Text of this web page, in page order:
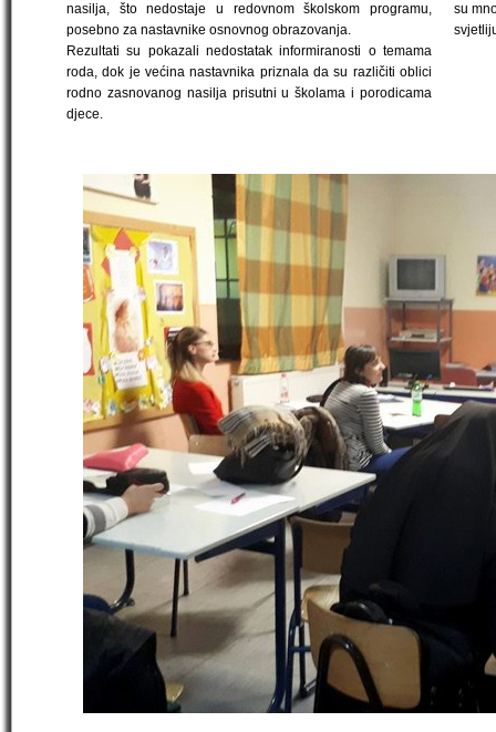
nasilja, što nedostaje u redovnom školskom programu,
posebno za nastavnike osnovnog obrazovanja.
Rezultati su pokazali nedostatak informiranosti o temama
roda, dok je većina nastavnika priznala da su različiti oblici
rodno zasnovanog nasilja prisutni u školama i porodicama
djece.
su